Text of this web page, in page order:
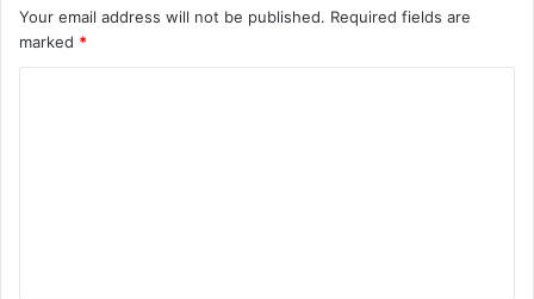
Your email address will not be published. Required fields are
marked *